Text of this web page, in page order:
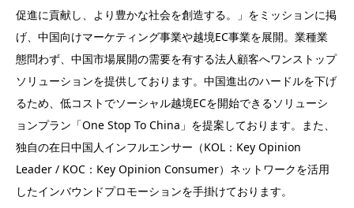
促進に貢献し、より豊かな社会を創造する。」をミッションに掲
げ、中国向けマーケティング事業や越境EC事業を展開。業種業
態問わず、中国市場展開の需要を有する法人顧客へワンストップ
ソリューションを提供しております。中国進出のハードルを下げ
るため、低コストでソーシャル越境ECを開始できるソリューシ
ョンプラン「One Stop To China」を提案しております。また、
独自の在日中国人インフルエンサー（KOL：Key Opinion
Leader / KOC：Key Opinion Consumer）ネットワークを活用
したインバウンドプロモーションを手掛けております。